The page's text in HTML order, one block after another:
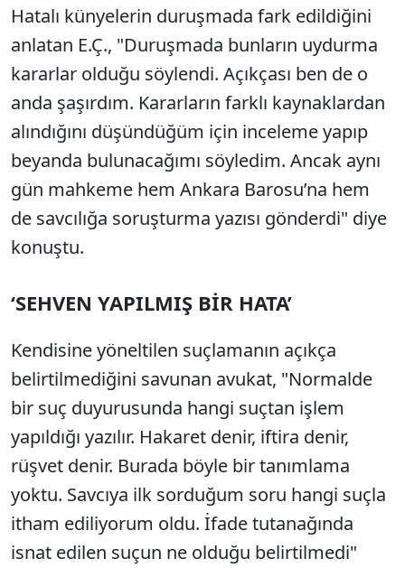
Hatalı künyelerin duruşmada fark edildiğini
anlatan E.Ç., "Duruşmada bunların uydurma
kararlar olduğu söylendi. Açıkçası ben de o
anda şaşırdım. Kararların farklı kaynaklardan
alındığını düşündüğüm için inceleme yapıp
beyanda bulunacağımı söyledim. Ancak aynı
gün mahkeme hem Ankara Barosu’na hem
de savcılığa soruşturma yazısı gönderdi" diye
konuştu.
‘SEHVEN YAPILMIŞ BİR HATA’
Kendisine yöneltilen suçlamanın açıkça
belirtilmediğini savunan avukat, "Normalde
bir suç duyurusunda hangi suçtan işlem
yapıldığı yazılır. Hakaret denir, iftira denir,
rüşvet denir. Burada böyle bir tanımlama
yoktu. Savcıya ilk sorduğum soru hangi suçla
itham ediliyorum oldu. İfade tutanağında
isnat edilen suçun ne olduğu belirtilmedi"